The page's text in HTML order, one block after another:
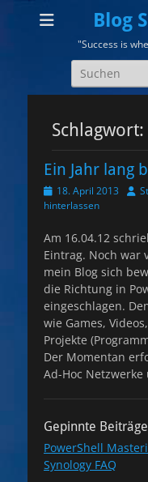
Blog
"Success is
Suchen
nach:
Schlagwort:
Ein Jahr lang
Veröffentlicht
am
18. April 2013
hinterlassen
Am 16.04.12
Eintrag. Noch war
mein Blog sich
die Richtung in
eingeschlagen.
wie Games,
Projekte
Der Momentan
Ad-Hoc
Gepinnte Beiträge
PowerShell
Synology FAQ